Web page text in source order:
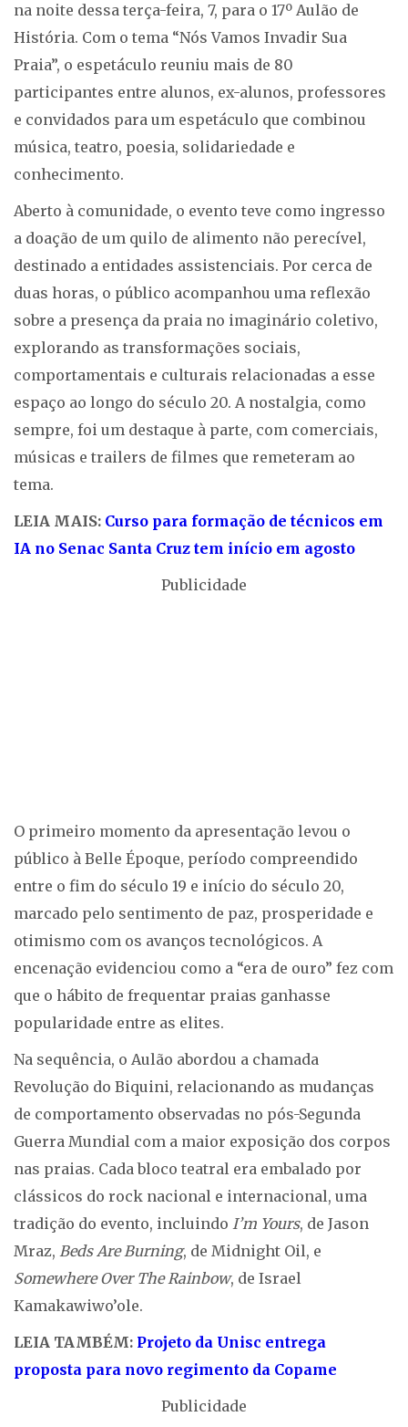
na noite dessa terça-feira, 7, para o 17º Aulão de
História. Com o tema “Nós Vamos Invadir Sua
Praia”, o espetáculo reuniu mais de 80
participantes entre alunos, ex-alunos, professores
e convidados para um espetáculo que combinou
música, teatro, poesia, solidariedade e
conhecimento.
Aberto à comunidade, o evento teve como ingresso
a doação de um quilo de alimento não perecível,
destinado a entidades assistenciais. Por cerca de
duas horas, o público acompanhou uma reflexão
sobre a presença da praia no imaginário coletivo,
explorando as transformações sociais,
comportamentais e culturais relacionadas a esse
espaço ao longo do século 20. A nostalgia, como
sempre, foi um destaque à parte, com comerciais,
músicas e trailers de filmes que remeteram ao
tema.
LEIA MAIS: Curso para formação de técnicos em
IA no Senac Santa Cruz tem início em agosto
Publicidade
O primeiro momento da apresentação levou o
público à Belle Époque, período compreendido
entre o fim do século 19 e início do século 20,
marcado pelo sentimento de paz, prosperidade e
otimismo com os avanços tecnológicos. A
encenação evidenciou como a “era de ouro” fez com
que o hábito de frequentar praias ganhasse
popularidade entre as elites.
Na sequência, o Aulão abordou a chamada
Revolução do Biquini, relacionando as mudanças
de comportamento observadas no pós-Segunda
Guerra Mundial com a maior exposição dos corpos
nas praias. Cada bloco teatral era embalado por
clássicos do rock nacional e internacional, uma
tradição do evento, incluindo I’m Yours, de Jason
Mraz, Beds Are Burning, de Midnight Oil, e
Somewhere Over The Rainbow, de Israel
Kamakawiwo’ole.
LEIA TAMBÉM: Projeto da Unisc entrega
proposta para novo regimento da Copame
Publicidade